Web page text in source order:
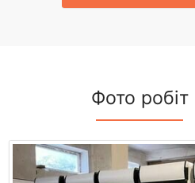
Фото робіт